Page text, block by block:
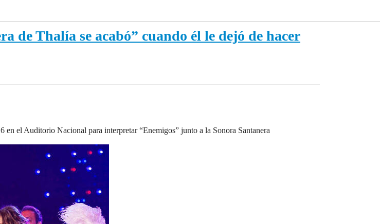
de Thalía se acabó” cuando él le dejó de hacer
el Auditorio Nacional para interpretar “Enemigos” junto a la Sonora Santanera